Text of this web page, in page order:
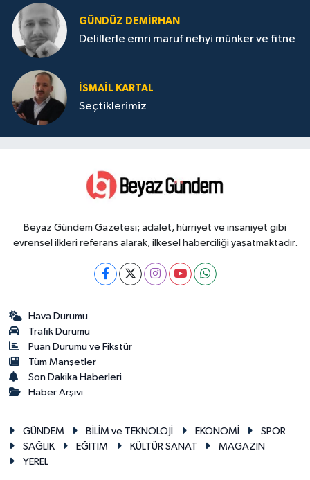
GÜNDÜZ DEMIRHAN
Delillerle emri maruf nehyi münker ve fitne
İSMAIL KARTAL
Seçtiklerimiz
Beyaz Gündem Gazetesi; adalet, hürriyet ve insaniyet gibi
evrensel ilkleri referans alarak, ilkesel haberciliği yaşatmaktadır.
Hava Durumu
Trafik Durumu
Puan Durumu ve Fikstür
Tüm Manşetler
Son Dakika Haberleri
Haber Arşivi
GÜNDEM BİLİM ve TEKNOLOJİ EKONOMİ
SPOR
SAĞLIK
EĞİTİM KÜLTÜR SANAT
MAGAZİN
YEREL